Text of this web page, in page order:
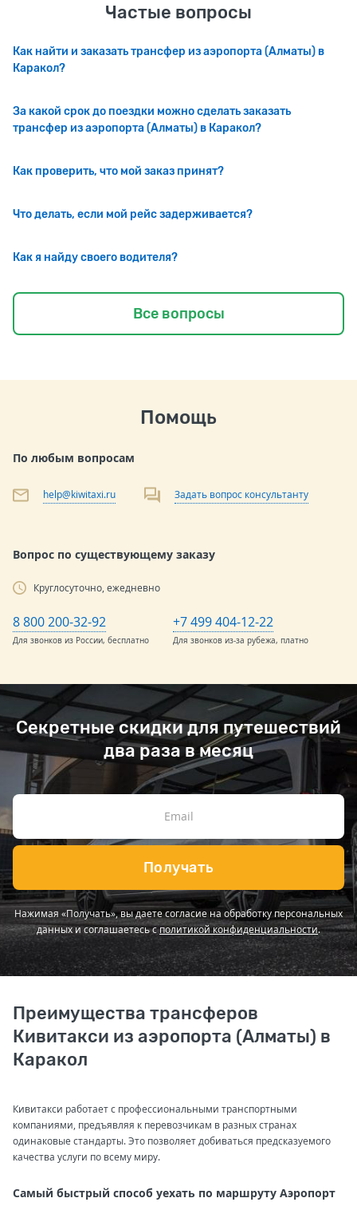
Частые вопросы
Как найти и заказать трансфер из аэропорта (Алматы) в
Каракол?
За какой срок до поездки можно сделать заказать
трансфер из аэропорта (Алматы) в Каракол?
Как проверить, что мой заказ принят?
Что делать, если мой рейс задерживается?
Как я найду своего водителя?
Все вопросы
Помощь
По любым вопросам
help@kiwitaxi.ru Задать вопрос консультанту
Вопрос по существующему заказу
Круглосуточно, ежедневно
8 800 200-32-92
Для звонков из России, бесплатно
+7 499 404-12-22
Для звонков из-за рубежа, платно
Секретные скидки для путешествий
два раза в месяц
Получать
Нажимая «Получать», вы даете согласие на обработку персональных
данных и соглашаетесь сполитикой конфиденциальности.
Преимущества трансферов
Кивитакси из аэропорта (Алматы) в
Каракол
Кивитакси работает с профессиональными транспортными
компаниями, предъявляя к перевозчикам в разных странах
одинаковые стандарты. Это позволяет добиваться предсказуемого
качества услуги по всему миру.
Самый быстрый способ уехать по маршруту Аэропорт